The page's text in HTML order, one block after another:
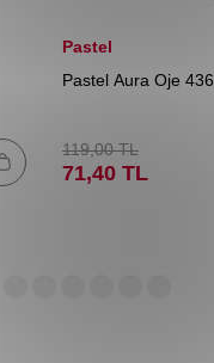
Pastel
Pastel Aura Oje 436
119,00TL
71,40 TL